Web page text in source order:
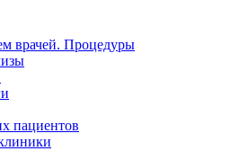
врачей. Процедуры
пациентов